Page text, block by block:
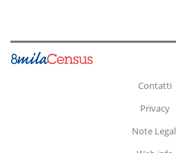
Contatti
Privacy
Note